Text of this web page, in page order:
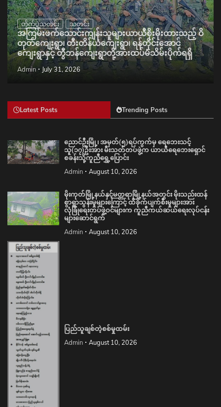
တိုက်ပွဲသတင်း သတင်း
အကြမ်းဖက်သောင်းကျန်းသူများယာယီစိုးမိုးထားသည့် ဝိ
တုတ်ကျေးရွာ၊ တီးတိန်ယံကျေးရွာ၊ ရန်တိုင်းအောင်
ကျေးရွာနှင့် တွီဘန်ကျေးရွာတို့အားထပ်မံသိမ်းပိုက်ရရှိ
Admin July 31, 2026
Latest Posts Trending Posts
ညောင်ဦးမြို့၊ အမှတ်(၅)ရပ်ကွက်မှ ရေဘေးသင့်
သူ(၁၇)ဦးအား မီးသတ်တပ်ဖွဲ့က ယာယီရေဘေးရှောင်
စခန်းသို့ကူညီရွှေ့ပြောင်း
Admin August 10, 2026
မိုးကုတ်မြို့နယ်နှင့်မတ္တရာမြို့နယ်အတွင်း မိုးသည်းထန်
စွာရွာသွန်းမှုများကြောင့် ထိခိုက်ပျက်စီးမှုများအား
လုံခြုံရေးတပ်ဖွဲ့ဝင်များက ကူညီကယ်ဆယ်ရေးလုပ်ငန်း
များဆောင်ရွက်
Admin August 10, 2026
ပြည်သူချစ်တဲ့စစ်မှုထမ်း
Admin August 10, 2026